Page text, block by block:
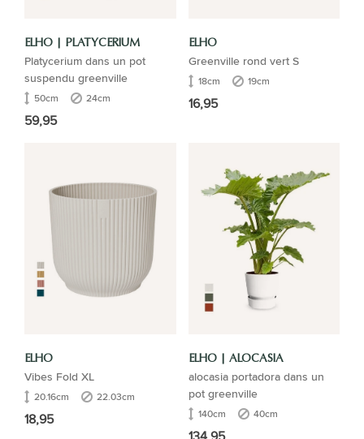
ELHO | PLATYCERIUM
Platycerium dans un pot
suspendu greenville
50cm 24cm
59,95
ELHO
Greenville rond vert S
18cm 19cm
16,95
ELHO
Vibes Fold XL
20.16cm 22.03cm
18,95
ELHO | ALOCASIA
alocasia portadora dans un
pot greenville
140cm 40cm